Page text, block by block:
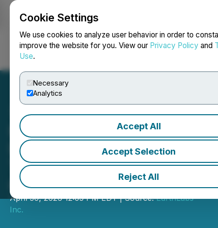
Cookie Settings
We use cookies to analyze user behavior in order to
improve the website for you. View our Privacy Policy and
Use.
Necessary
Analytics
Accept All
Accept Selection
Reject All
Huitième trésor bonus de
La Grande Chasse au
Trésor Canadienne dévoilé
aujourd'hui au Québec
April 30, 2026 12:05 PM EDT | Source:EarthLabs
Inc.